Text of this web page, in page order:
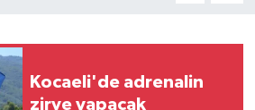
Kocaeli'de adrenalin
zirve yapacak